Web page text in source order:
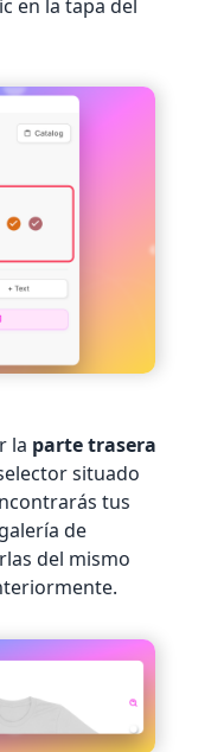
en la tapa del
la parte trasera
situado
tus
de
del mismo